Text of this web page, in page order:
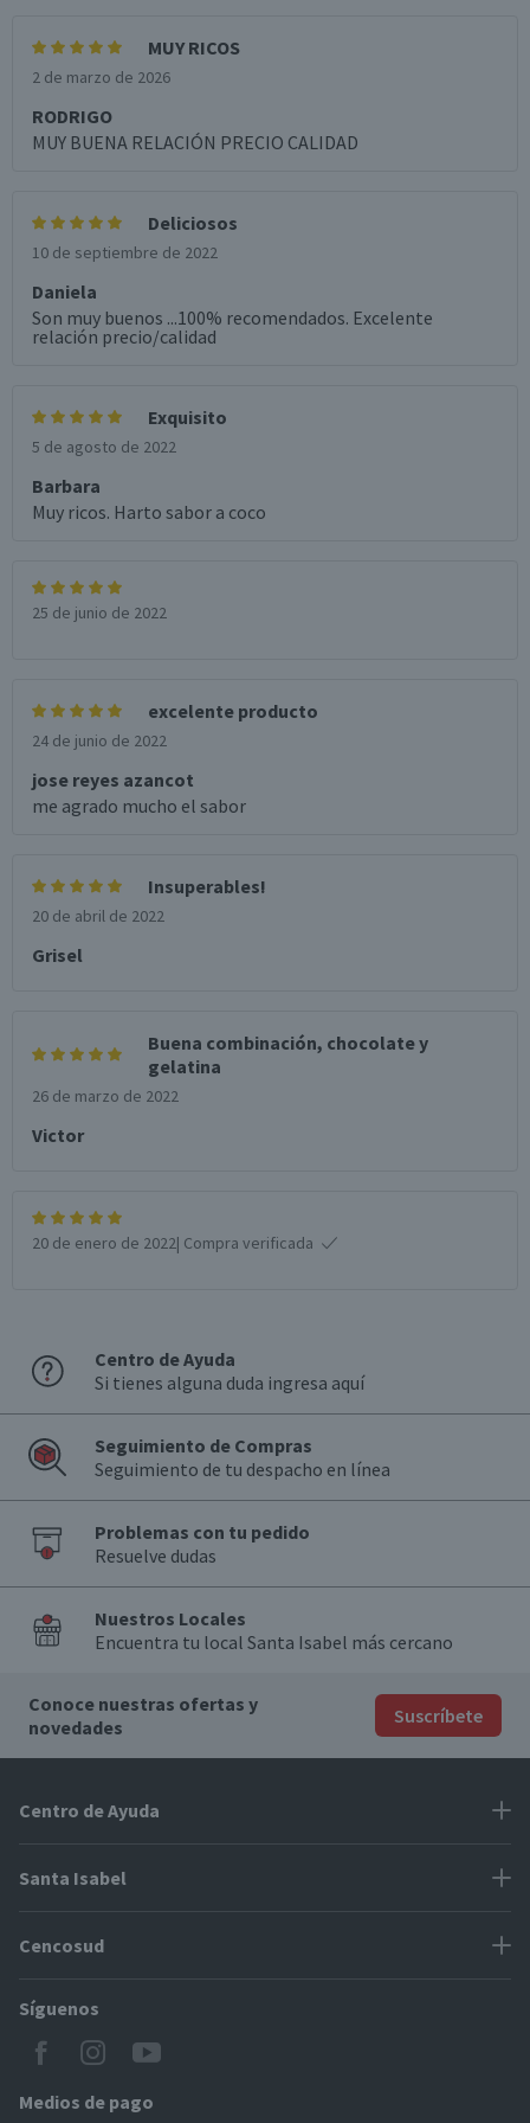
MUY RICOS
2 de marzo de 2026
RODRIGO
MUY BUENA RELACIÓN PRECIO CALIDAD
Deliciosos
10 de septiembre de 2022
Daniela
Son muy buenos ...100% recomendados. Excelente
relación precio/calidad
Exquisito
5 de agosto de 2022
Barbara
Muy ricos. Harto sabor a coco
25 de junio de 2022
excelente producto
24 de junio de 2022
jose reyes azancot
me agrado mucho el sabor
Insuperables!
20 de abril de 2022
Grisel
Buena combinación, chocolate y
gelatina
26 de marzo de 2022
Victor
20 de enero de 2022| Compra verificada
Centro de Ayuda
Si tienes alguna duda ingresa aquí
Seguimiento de Compras
Seguimiento de tu despacho en línea
Problemas con tu pedido
Resuelve dudas
Nuestros Locales
Encuentra tu local Santa Isabel más cercano
Conoce nuestras ofertas y
novedades
Suscríbete
Centro de Ayuda
Problemas con tu pedido
Cómo modificar mis datos
Modos de entrega y cobertura
Locales Santa Isabel
Santa Isabel
Proveedores
CyberDay
BlackFriday
Cencosud
Paris
Jumbo
Easy
Síguenos
Medios de pago